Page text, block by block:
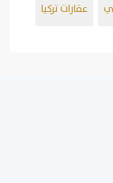
عقارات تركيا